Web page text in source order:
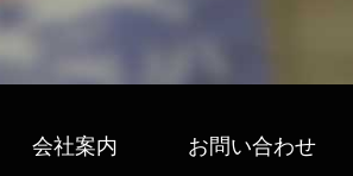
会社案内 お問い合わせ